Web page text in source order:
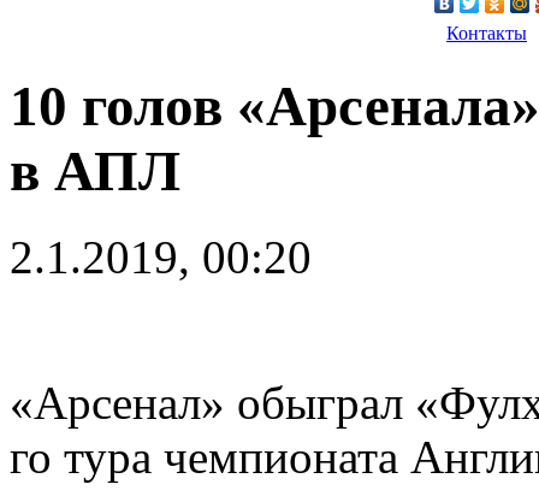
Контакты
10 голов
в АПЛ
2.1.2019, 00:20
«Арсенал» обыграл
го тура чемпионата